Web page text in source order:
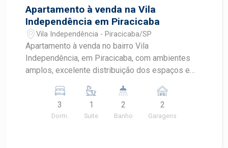
Apartamento à venda na Vila
Independência em Piracicaba
Vila Independência - Piracicaba/SP
Apartamento à venda no bairro Vila
Independência, em Piracicaba, com ambientes
amplos, excelente distribuição dos espaços e
útil, o imóvel oferece conforto e praticidade para
toda a família, sendo uma excelente oportunidade
para morar em uma das regiões mais valorizadas
3
Dorm.
1
Suite
2
Banho
2
Garagens